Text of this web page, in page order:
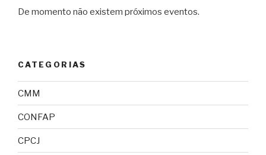
De momento não existem próximos eventos.
CATEGORIAS
CMM
CONFAP
CPCJ